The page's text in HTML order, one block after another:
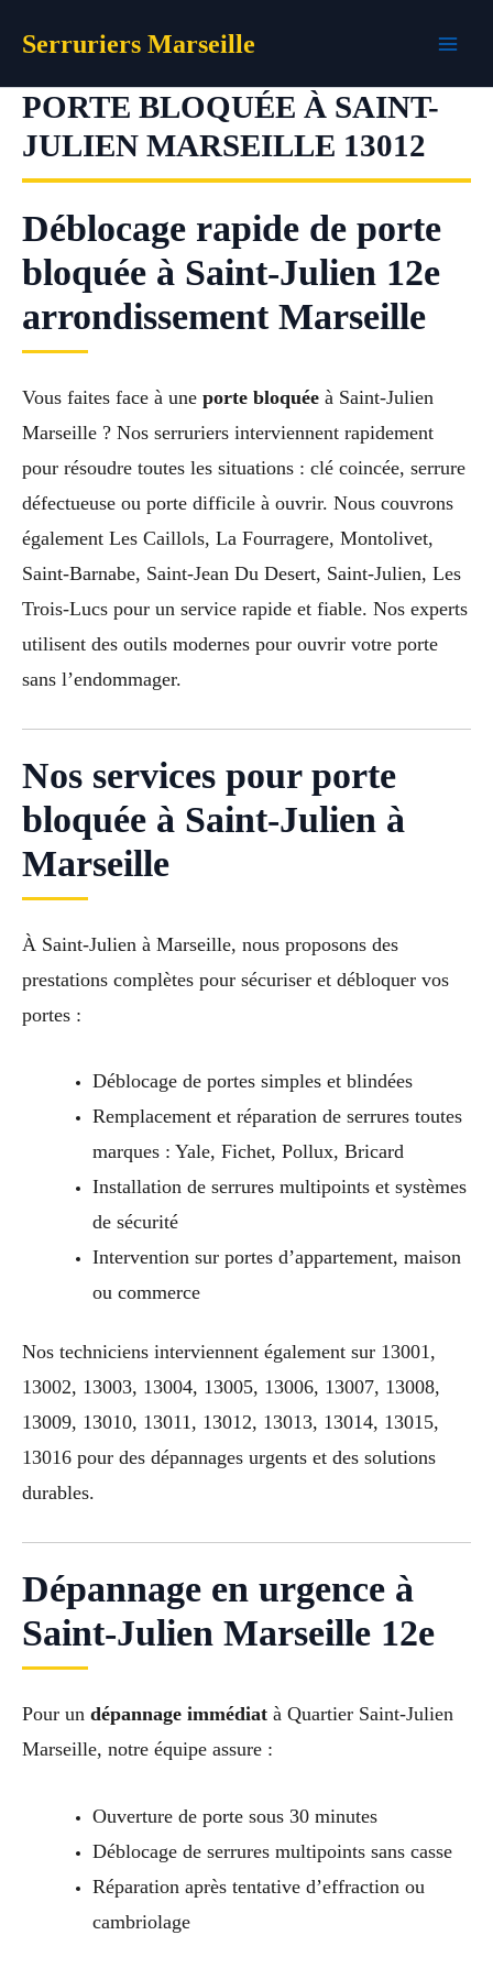
Serruriers Marseille
PORTE BLOQUÉE À SAINT-
JULIEN MARSEILLE 13012
Déblocage rapide de porte
bloquée à Saint-Julien 12e
arrondissement Marseille
Vous faites face à une porte bloquée à Saint-Julien
Marseille ? Nos serruriers interviennent rapidement
pour résoudre toutes les situations : clé coincée, serrure
défectueuse ou porte difficile à ouvrir. Nous couvrons
également Les Caillols, La Fourragere, Montolivet,
Saint-Barnabe, Saint-Jean Du Desert, Saint-Julien, Les
Trois-Lucs pour un service rapide et fiable. Nos experts
utilisent des outils modernes pour ouvrir votre porte
sans l’endommager.
Nos services pour porte
bloquée à Saint-Julien à
Marseille
À Saint-Julien à Marseille, nous proposons des
prestations complètes pour sécuriser et débloquer vos
portes :
Déblocage de portes simples et blindées
Remplacement et réparation de serrures toutes
marques : Yale, Fichet, Pollux, Bricard
Installation de serrures multipoints et systèmes
de sécurité
Intervention sur portes d’appartement, maison
ou commerce
Nos techniciens interviennent également sur 13001,
13002, 13003, 13004, 13005, 13006, 13007, 13008,
13009, 13010, 13011, 13012, 13013, 13014, 13015,
13016 pour des dépannages urgents et des solutions
durables.
Dépannage en urgence à
Saint-Julien Marseille 12e
Pour un dépannage immédiat à Quartier Saint-Julien
Marseille, notre équipe assure :
Ouverture de porte sous 30 minutes
Déblocage de serrures multipoints sans casse
Réparation après tentative d’effraction ou
cambriolage